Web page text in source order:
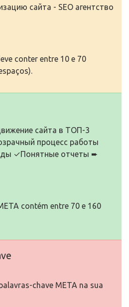
сайта - SEO агентство
conter entre 10 e 70
сайта в ТОП-3
процесс работы
✓Понятные отчеты ➨
contém entre 70 e 160
chave META na sua